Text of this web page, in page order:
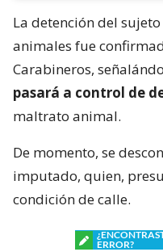
La detención del
animales fue
Carabineros,
pasará a control de
maltrato animal.
De momento, se
imputado, quien,
condición de calle.
ERROR?